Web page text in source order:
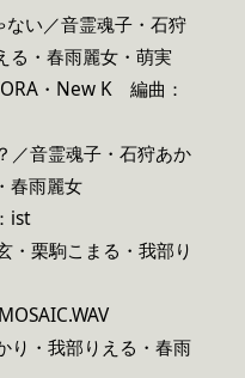
い／音霊魂子・石狩
る・春雨麗女・萌実
・New K 編曲：
／音霊魂子・石狩あか
春雨麗女
ist
栗駒こまる・我部り
り・我部りえる・春雨